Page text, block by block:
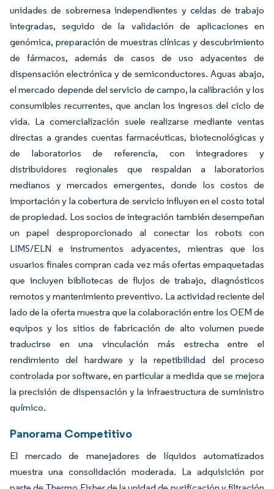
unidades de sobremesa independientes y celdas de trabajo
integradas, seguido de la validación de aplicaciones en
genómica, preparación de muestras clínicas y descubrimiento
de fármacos, además de casos de uso adyacentes de
dispensación electrónica y de semiconductores. Aguas abajo,
el mercado depende del servicio de campo, la calibración y los
consumibles recurrentes, que anclan los ingresos del ciclo de
vida. La comercialización suele realizarse mediante ventas
directas a grandes cuentas farmacéuticas, biotecnológicas y
de laboratorios de referencia, con integradores y
distribuidores regionales que respaldan a laboratorios
medianos y mercados emergentes, donde los costos de
importación y la cobertura de servicio influyen en el costo total
de propiedad. Los socios de integración también desempeñan
un papel desproporcionado al conectar los robots con
LIMS/ELN e instrumentos adyacentes, mientras que los
usuarios finales compran cada vez más ofertas empaquetadas
que incluyen bibliotecas de flujos de trabajo, diagnósticos
remotos y mantenimiento preventivo. La actividad reciente del
lado de la oferta muestra que la colaboración entre los OEM de
equipos y los sitios de fabricación de alto volumen puede
traducirse en una vinculación más estrecha entre el
rendimiento del hardware y la repetibilidad del proceso
controlada por software, en particular a medida que se mejora
la precisión de dispensación y la infraestructura de suministro
químico.
Panorama Competitivo
El mercado de manejadores de líquidos automatizados
muestra una consolidación moderada. La adquisición por